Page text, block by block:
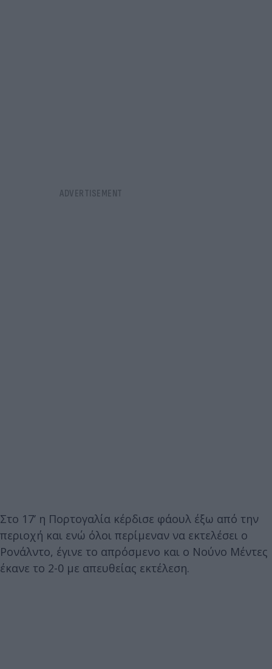
Στο 17’ η Πορτογαλία κέρδισε φάουλ έξω από την
περιοχή και ενώ όλοι περίμεναν να εκτελέσει ο
Ρονάλντο, έγινε το απρόσμενο και ο Νούνο Μέντες
έκανε το 2-0 με απευθείας εκτέλεση.